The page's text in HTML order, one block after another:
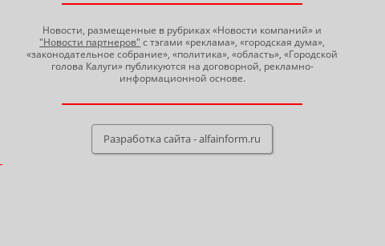
Новости, размещенные в рубриках «Новости компаний» и
"Новости партнеров" с тэгами «реклама», «городская дума»,
«законодательное собрание», «политика», «область», «Городской
голова Калуги» публикуются на договорной, рекламно-
информационной основе.
Разработка сайта - alfainform.ru